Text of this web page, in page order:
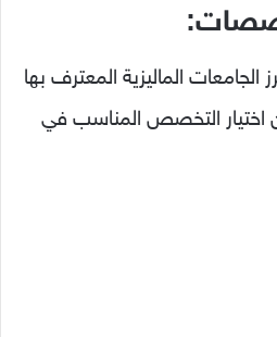
الجامعات الماليزية المعترف بها
اختيار التخصص المناسب في